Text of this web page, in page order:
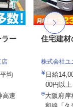
ー
店
均
高速
住宅建
株式会社ユ
日給
00円以
大阪府岸